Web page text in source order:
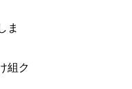
ま
組ク